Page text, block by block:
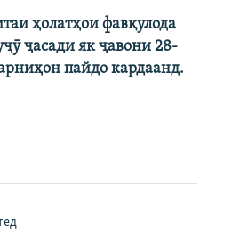
ҳолатҳои фавқулода
ҷасади як ҷавони 28-
пайдо кардаанд.